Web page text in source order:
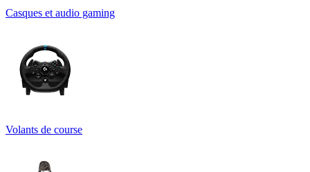
Casques et audio gaming
Volants de course